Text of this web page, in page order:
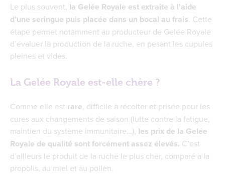
Le plus souvent, la Gelée Royale est extraite à l’aide
d’une seringue puis placée dans un bocal au frais. Cette
étape permet notamment au producteur de Gelée Royale
d’évaluer la production de la ruche, en pesant les cupules
pleines et vides.
La Gelée Royale est-elle chère ?
Comme elle est rare, difficile à récolter et prisée pour les
cures aux changements de saison (lutte contre la fatigue,
maintien du système immunitaire…), les prix de la Gelée
Royale de qualité sont forcément assez élevés. C’est
d’ailleurs le produit de la ruche le plus cher, comparé à la
propolis, au miel et au pollen.